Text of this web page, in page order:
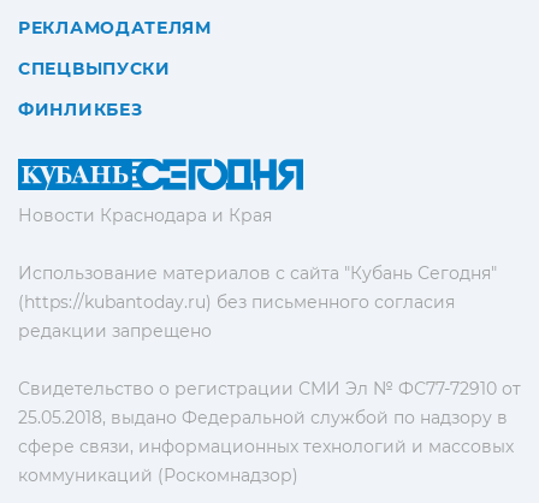
Новости Краснодара и Края
Использование материалов с сайта "Кубань Сегодня"
(https://kubantoday.ru) без письменного согласия
редакции запрещено
Свидетельство о регистрации СМИ Эл № ФС77-72910 от
25.05.2018, выдано Федеральной службой по надзору в
сфере связи, информационных технологий и массовых
коммуникаций (Роскомнадзор)
РЕКЛАМОДАТЕЛЯМ
СПЕЦВЫПУСКИ
ФИНЛИКБЕЗ